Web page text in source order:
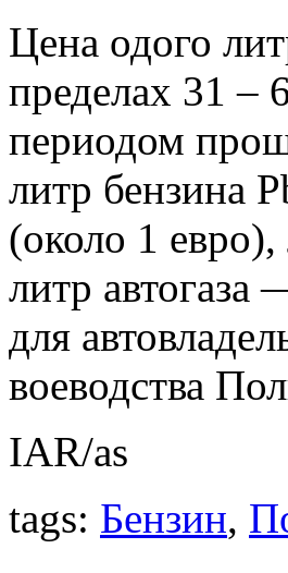
Цена одого
пределах 31 –
периодом
литр бензина
(около 1
литр
для
воеводства
IAR/as
tags: Бензин,